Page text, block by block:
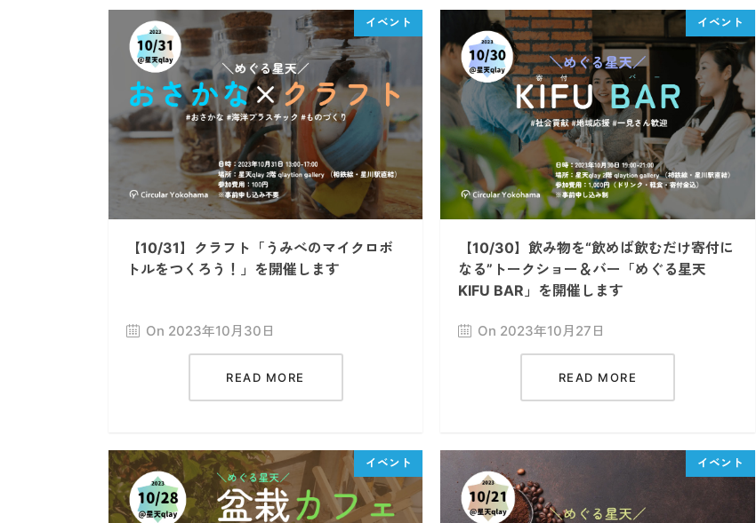
【10/31】クラフト「うみべのマイクロボ
トルをつくろう！」を開催します
On 2023年10月30日
READ MORE
【10/30】飲み物を“飲めば飲むだけ寄付に
なる”トークショー＆バー「めぐる星天
KIFU BAR」を開催します
On 2023年10月27日
READ MORE